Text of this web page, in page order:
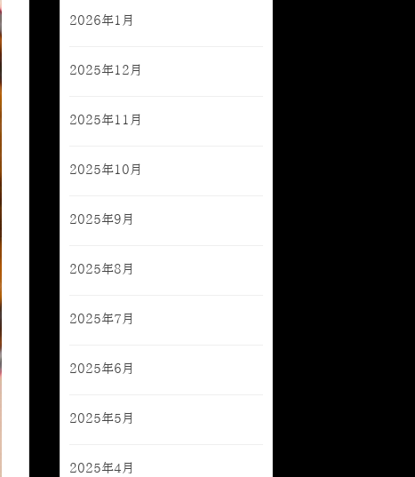
2026年1月
2025年12月
2025年11月
2025年10月
2025年9月
2025年8月
2025年7月
2025年6月
2025年5月
2025年4月